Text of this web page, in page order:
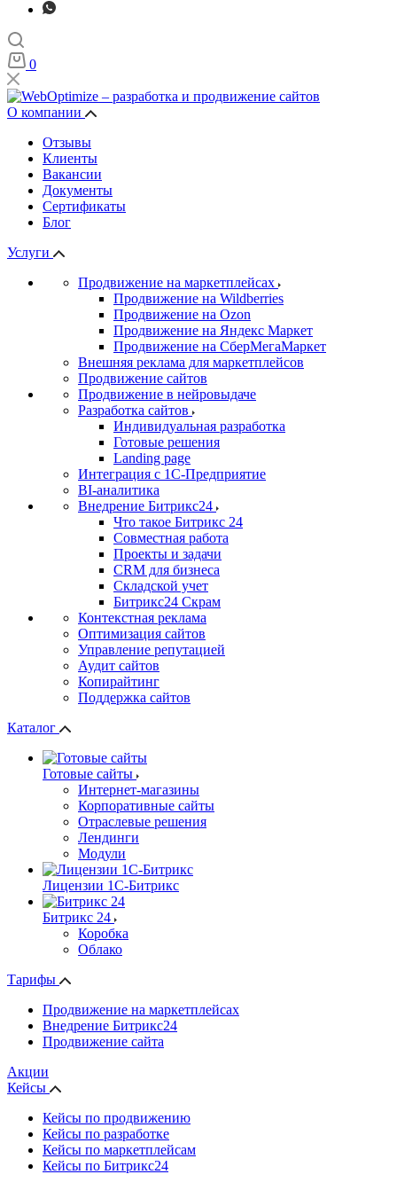
0
О компании
Отзывы
Клиенты
Вакансии
Документы
Сертификаты
Блог
Услуги
Продвижение на маркетплейсах
Продвижение на Wildberries
Продвижение на Ozon
Продвижение на Яндекс Маркет
Продвижение на СберМегаМаркет
Внешняя реклама для маркетплейсов
Продвижение сайтов
Продвижение в нейровыдаче
Разработка сайтов
Индивидуальная разработка
Готовые решения
Landing page
Интеграция с 1С-Предприятие
BI-аналитика
Внедрение Битрикс24
Что такое Битрикс 24
Совместная работа
Проекты и задачи
СRМ для бизнеса
Складской учет
Битрикс24 Скрам
Контекстная реклама
Оптимизация сайтов
Управление репутацией
Аудит сайтов
Копирайтинг
Поддержка сайтов
Каталог
Готовые сайты
Интернет-магазины
Корпоративные сайты
Отраслевые решения
Лендинги
Модули
Лицензии 1С-Битрикс
Битрикс 24
Коробка
Облако
Тарифы
Продвижение на маркетплейсах
Внедрение Битрикс24
Продвижение сайта
Акции
Кейсы
Кейсы по продвижению
Кейсы по разработке
Кейсы по маркетплейсам
Кейсы по Битрикс24